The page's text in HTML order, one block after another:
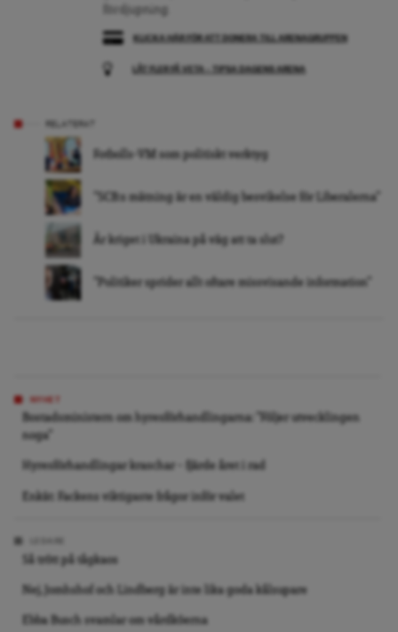
fördjupning.
KLICKA HÄR FÖR ATT DONERA TILL ARENAGRUPPEN
Fotbolls-VM som politiskt verktyg
”SCB:s mätning är en väldig besvikelse för Liberalerna”
Är kriget i Ukraina på väg att ta slut?
”Politiker sprider allt oftare missvisande information”
Bostadsministern om hyresförhandlingarna: ”Följer utvecklingen
noga”
Hyresförhandlingar kraschar – fjärde året i rad
Enkät: Fackens viktigaste frågor inför valet
Så trött på tågkaos
Nej, Jomhshof och Lindberg är inte lika goda kålsupare
Ebba Busch svamlar om vårdköerna